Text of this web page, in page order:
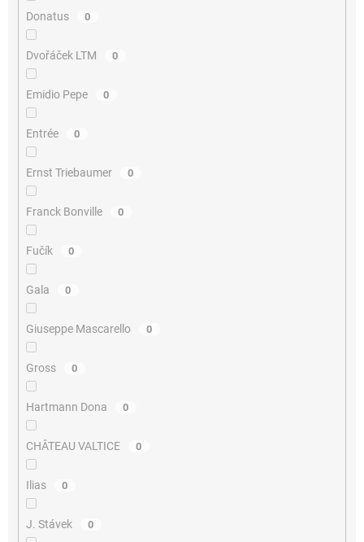
Donatus 0
Dvořáček LTM 0
Emidio Pepe 0
Entrée 0
Ernst Triebaumer 0
Franck Bonville 0
Fučík 0
Gala 0
Giuseppe Mascarello 0
Gross 0
Hartmann Dona 0
CHÂTEAU VALTICE 0
Ilias 0
J. Stávek 0